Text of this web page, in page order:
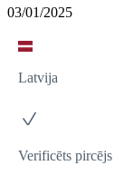
03/01/2025
Latvija
Verificēts pircējs